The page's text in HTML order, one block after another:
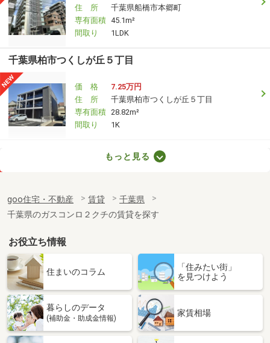
住 所
千葉県船橋市本郷町
専有面積 45.1m²
間取り
1LDK
千葉県柏市つくしが丘５丁目
価 格
7.25万円
住 所
千葉県柏市つくしが丘５丁目
専有面積 28.82m²
間取り
1K
千葉県船橋市大穴北１丁目
専有面積
105.3m²
間取り
4LDK
千葉県市川市市川１丁目
価 格
千葉県市川市市川１丁目
専有面積 37.55m²
間取り
千葉県八千代市八千代台北７丁目
もっと見る
goo住宅・不動産 賃貸
千葉県
千葉県のガスコンロ２クチの賃貸を探す
お役立ち情報
住まいのコラム
「住みたい街」
を見つけよう
暮らしのデータ
(補助金・助成金情報)
家賃相場